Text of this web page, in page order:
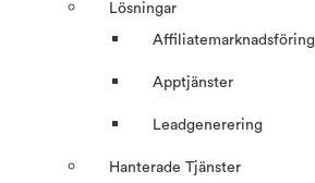
Lösningar
Affiliatemarknadsföring
Apptjänster
Leadgenerering
Hanterade Tjänster